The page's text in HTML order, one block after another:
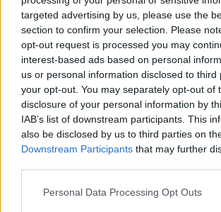
targeted advertising by us, please use the
section to confirm your selection. Please
opt-out request is processed you may
interest-based ads based on personal
us or personal information disclosed to third
your opt-out. You may separately opt-out of
disclosure of your personal information by
IAB’s list of downstream participants. This
also be disclosed by us to third parties on
Downstream Participants that may further
Personal Data Processing Opt Outs
ΔΕΙΤΕ ΕΠΙΣΗΣ
ΣΤΗΝ ΙΔΙΑ ΚΑΤΗΓΟΡΙΑ
Ο Μπρούκλιν
μακαρόνια με
και δέχτηκε
τρολάρισμα
ΣΉΜΕΡΑ
Πολλοί εξέφρασαν
όπως «τα πόδια του